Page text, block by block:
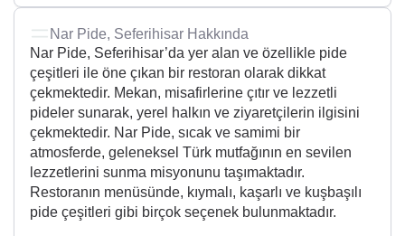
Nar Pide, Seferihisar Hakkında
Nar Pide, Seferihisar’da yer alan ve özellikle pide
çeşitleri ile öne çıkan bir restoran olarak dikkat
çekmektedir. Mekan, misafirlerine çıtır ve lezzetli
pideler sunarak, yerel halkın ve ziyaretçilerin ilgisini
çekmektedir. Nar Pide, sıcak ve samimi bir
atmosferde, geleneksel Türk mutfağının en sevilen
lezzetlerini sunma misyonunu taşımaktadır.
Restoranın menüsünde, kıymalı, kaşarlı ve kuşbaşılı
pide çeşitleri gibi birçok seçenek bulunmaktadır.